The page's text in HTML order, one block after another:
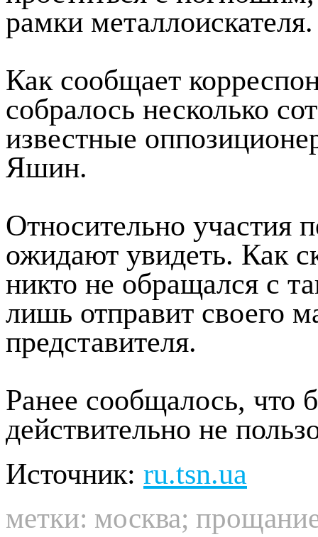
рамки металлоискателя.
Как сообщает
собралось несколько
известные
Яшин.
Относительно участия
ожидают увидеть. Как
никто не обращался с
лишь отправит своего
представителя.
Ранее сообщалось, что
действительно не
Источник: ru.tsn.ua
метки: москва;